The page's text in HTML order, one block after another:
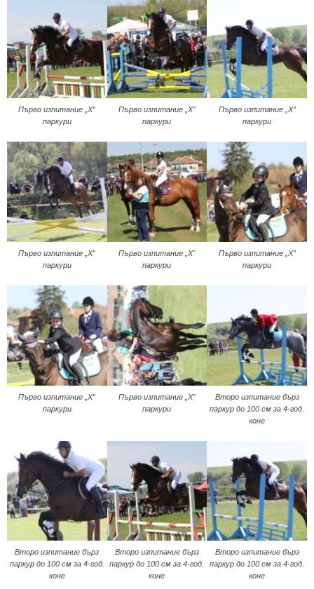
Първо изпитание „Х”
паркури
Първо изпитание „Х”
паркури
Първо изпитание „Х”
паркури
Първо изпитание „Х”
паркури
Първо изпитание „Х”
паркури
Първо изпитание „Х”
паркури
Първо изпитание „Х”
паркури
Първо изпитание „Х”
паркури
Второ изпитание бърз
паркур до 100 см за 4-год.
коне
Второ изпитание бърз
паркур до 100 см за 4-год.
коне
Второ изпитание бърз
паркур до 100 см за 4-год.
коне
Второ изпитание бърз
паркур до 100 см за 4-год.
коне